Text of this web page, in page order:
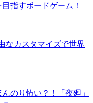
指すボードゲーム！
なカスタマイズで世界
のり怖い？！「夜廻」